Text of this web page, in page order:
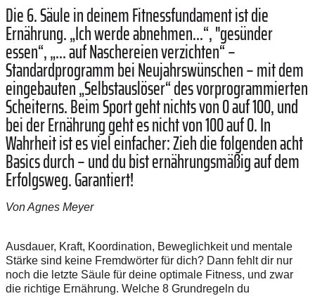
Die 6. Säule in deinem Fitnessfundament ist die
Ernährung. „Ich werde abnehmen...“, "gesünder
essen“, „... auf Naschereien verzichten“ –
Standardprogramm bei Neujahrswünschen – mit dem
eingebauten „Selbstauslöser“ des vorprogrammierten
Scheiterns. Beim Sport geht nichts von 0 auf 100, und
bei der Ernährung geht es nicht von 100 auf 0. In
Wahrheit ist es viel einfacher: Zieh die folgenden acht
Basics durch – und du bist ernährungsmäßig auf dem
Erfolgsweg. Garantiert!
Von Agnes Meyer
Ausdauer, Kraft, Koordination, Beweglichkeit und mentale
Stärke sind keine Fremdwörter für dich? Dann fehlt dir nur
noch die letzte Säule für deine optimale Fitness, und zwar
die richtige Ernährung. Welche 8 Grundregeln du